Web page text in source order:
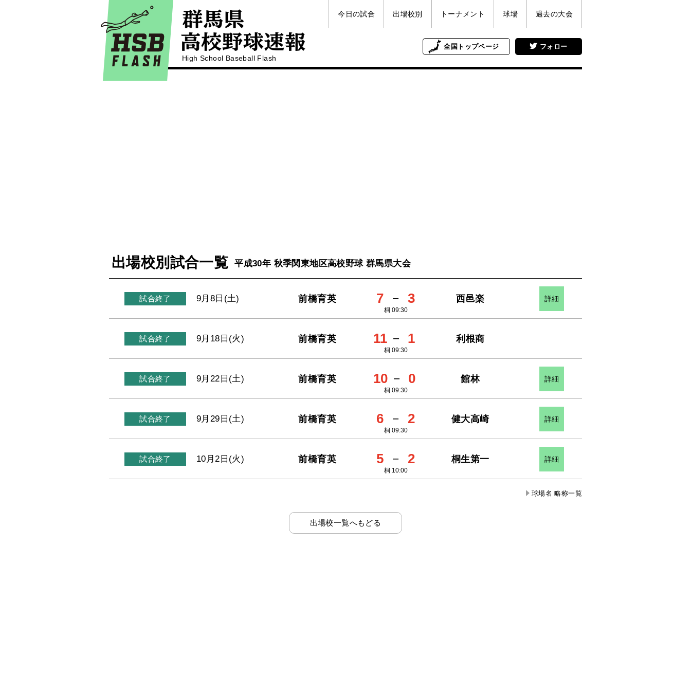
High School Baseball Flash
今日の試合 出場校別 トーナメント 球場 過去の大会
フォロー
全国 トップページ
出場校別試合一覧 平成30年 秋季関東地区高校野球 群馬県大会
試合終了 9月8日(土) 前橋育英 7 － 3
桐 09:30
西邑楽 詳細
試合終了 9月18日(火) 前橋育英 11 － 1
桐 09:30
利根商
試合終了 9月22日(土) 前橋育英 10 － 0
桐 09:30
館林 詳細
試合終了 9月29日(土) 前橋育英 6 － 2
桐 09:30
健大高崎 詳細
試合終了 10月2日(火) 前橋育英 5 － 2
桐 10:00
桐生第一 詳細
球場名 略称一覧
出場校一覧へもどる